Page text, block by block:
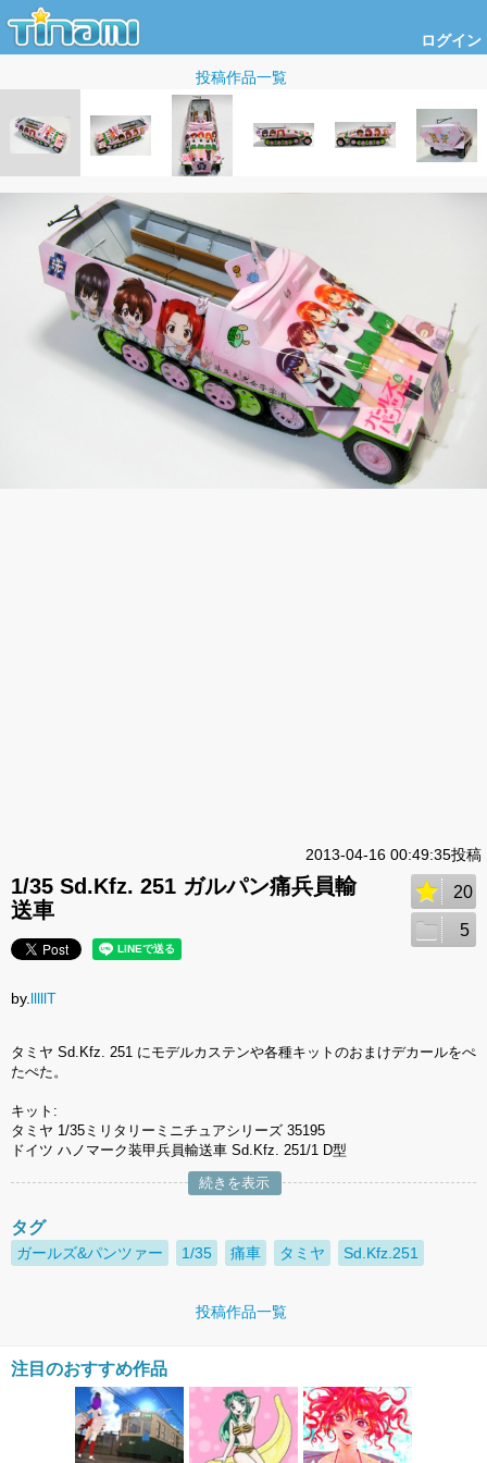
ログイン
投稿作品一覧
2013-04-16 00:49:35投稿
1/35 Sd.Kfz. 251 ガルパン痛兵員輸
送車
20
5
by.lllllT
タミヤ Sd.Kfz. 251 にモデルカステンや各種キットのおまけデカールをぺ
たぺた。
キット:
タミヤ 1/35ミリタリーミニチュアシリーズ 35195
ドイツ ハノマーク装甲兵員輸送車 Sd.Kfz. 251/1 D型
続きを表示
タグ
ガールズ&パンツァー 1/35 痛車 タミヤ Sd.Kfz.251
投稿作品一覧
注目のおすすめ作品